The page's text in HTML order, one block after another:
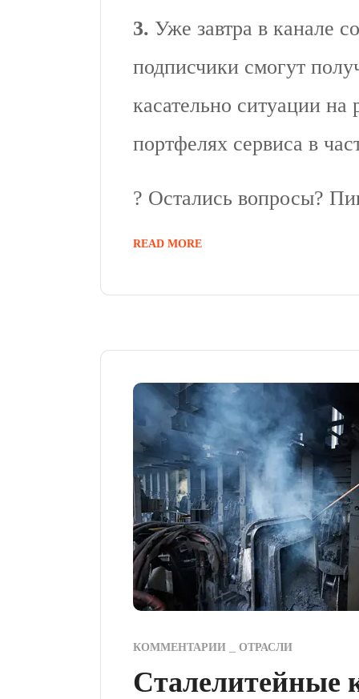
3. Уже завтра в канале
подписчики смогут
касательно ситуации
портфелях сервиса в
? Остались вопросы?
READ MORE
КОММЕНТАРИИ ОТРАСЛИ
Cталелитейные